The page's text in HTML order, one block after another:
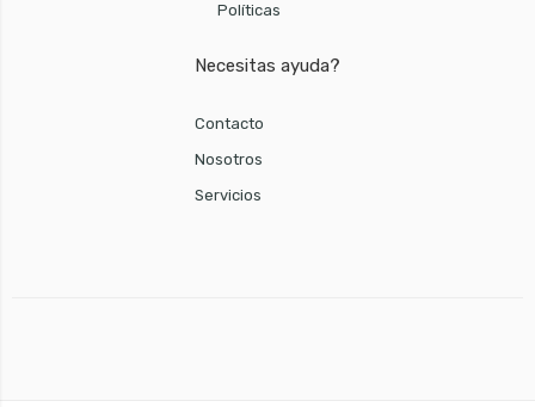
Políticas
Necesitas ayuda?
Contacto
Nosotros
Servicios